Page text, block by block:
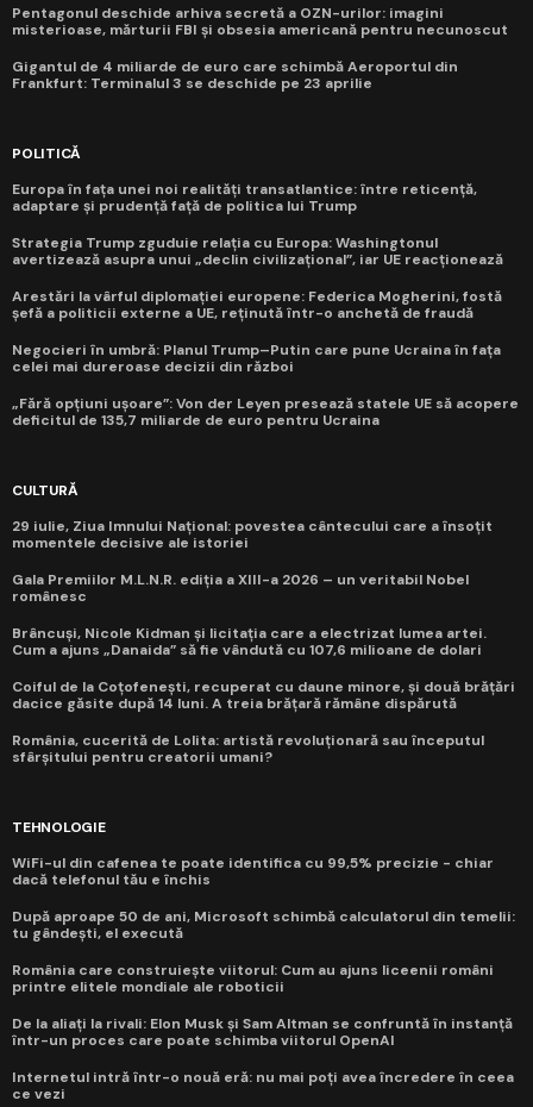
Pentagonul deschide arhiva secretă a OZN-urilor: imagini
misterioase, mărturii FBI și obsesia americană pentru necunoscut
Gigantul de 4 miliarde de euro care schimbă Aeroportul din
Frankfurt: Terminalul 3 se deschide pe 23 aprilie
POLITICĂ
Europa în fața unei noi realități transatlantice: între reticență,
adaptare și prudență față de politica lui Trump
Strategia Trump zguduie relația cu Europa: Washingtonul
avertizează asupra unui „declin civilizațional”, iar UE reacționează
Arestări la vârful diplomației europene: Federica Mogherini, fostă
șefă a politicii externe a UE, reținută într-o anchetă de fraudă
Negocieri în umbră: Planul Trump–Putin care pune Ucraina în fața
celei mai dureroase decizii din război
„Fără opțiuni ușoare”: Von der Leyen presează statele UE să acopere
deficitul de 135,7 miliarde de euro pentru Ucraina
CULTURĂ
29 iulie, Ziua Imnului Național: povestea cântecului care a însoțit
momentele decisive ale istoriei
Gala Premiilor M.L.N.R. ediția a XIII-a 2026 – un veritabil Nobel
românesc
Brâncuși, Nicole Kidman și licitația care a electrizat lumea artei.
Cum a ajuns „Danaida” să fie vândută cu 107,6 milioane de dolari
Coiful de la Coțofenești, recuperat cu daune minore, și două brățări
dacice găsite după 14 luni. A treia brățară rămâne dispărută
România, cucerită de Lolita: artistă revoluționară sau începutul
sfârșitului pentru creatorii umani?
TEHNOLOGIE
WiFi-ul din cafenea te poate identifica cu 99,5% precizie - chiar
dacă telefonul tău e închis
După aproape 50 de ani, Microsoft schimbă calculatorul din temelii:
tu gândești, el execută
România care construiește viitorul: Cum au ajuns liceenii români
printre elitele mondiale ale roboticii
De la aliați la rivali: Elon Musk și Sam Altman se confruntă în instanță
într-un proces care poate schimba viitorul OpenAI
Internetul intră într-o nouă eră: nu mai poți avea încredere în ceea
ce vezi